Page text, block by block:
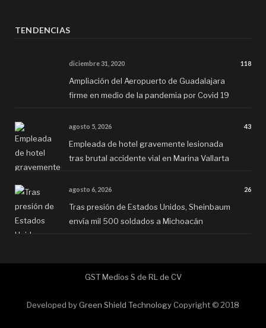
TENDENCIAS
diciembre 31, 2020 118
Ampliación del Aeropuerto de Guadalajara
firme en medio de la pandemia por Covid 19
agosto 5, 2026 43
Empleada de hotel gravemente lesionada
tras brutal accidente vial en Marina Vallarta
agosto 6, 2026 26
Tras presión de Estados Unidos, Sheinbaum
envía mil 500 soldados a Michoacán
GST Medios S de RL de CV
Developed by Green Shield Technology Copyright © 2018